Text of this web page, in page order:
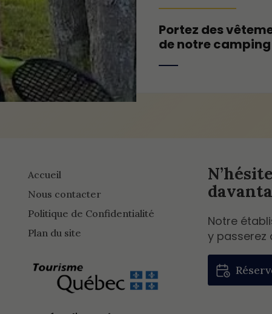
Portez des
de notre camping
Accueil
Nous contacter
Politique de Confidentialité
Plan du site
Notre
y passerez